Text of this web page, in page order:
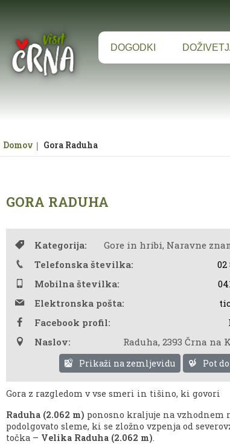
DOGODKI
Domov Gora Raduha
GORA RADUHA
Kategorija:
Gore in hribi, Naravne
Telefonska številka:
02
Mobilna številka:
Elektronska pošta:
Facebook profil:
Naslov:
Raduha, 2393 Črna na
Prikaži na zemljevidu Pot
Gora z razgledom v vse smeri in tišino, ki govori
Raduha (2.062 m) ponosno kraljuje na vzhodnem
podolgovato sleme, ki se zložno vzpenja od
točka – Velika Raduha (2.062 m).
Za pričetek iskanja kliknite na puščico >